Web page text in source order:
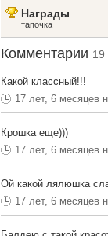
Награды
тапочка
Комментарии 19
Какой классный!!!
17 лет, 6 месяцев
Крошка еще)))
17 лет, 6 месяцев
Ой какой лялюшка
17 лет, 6 месяцев